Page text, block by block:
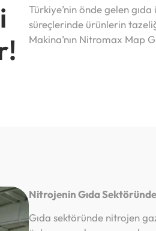
Türkiye’nin önde gelen
süreçlerinde ürünlerin
Makina’nın Nitromax Map
Nitrojenin Gıda
Gıda sektöründe nitrojen